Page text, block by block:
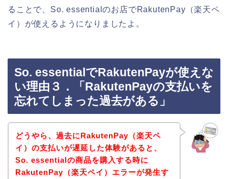
ることで、So. essentialのお店でRakutenPay（楽天ペ
イ）が使えるようになりましたよ。
So. essentialでRakutenPayが使えな
い理由３．「RakutenPayの支払いを
忘れてしまった過去がある」
どうやら、過去にRakutenPay（楽天ペ
イ）の支払いが遅延した体験があると、
So. essentialの商品を購入する時に
RakutenPay（楽天ペイ）エラーが発生す